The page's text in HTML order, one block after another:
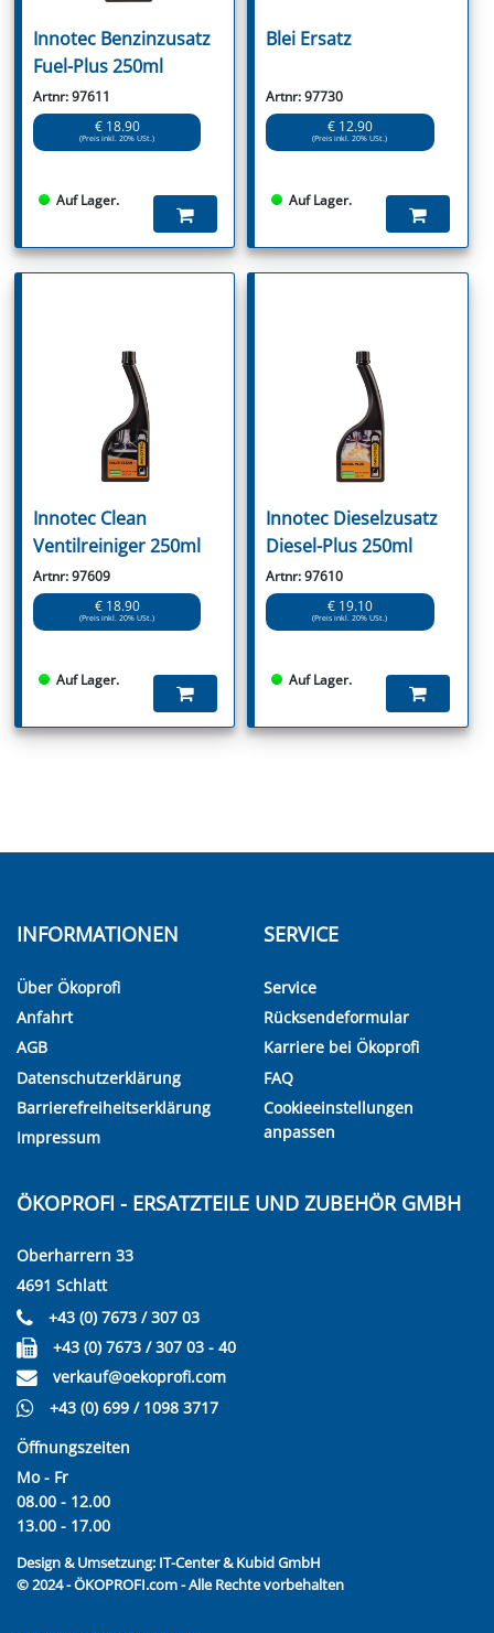
Innotec Benzinzusatz
Fuel-Plus 250ml
Artnr: 97611
€ 18.90
(Preis inkl. 20% USt.)
Auf Lager.
Blei Ersatz
Artnr: 97730
€ 12.90
(Preis inkl. 20% USt.)
Auf Lager.
Innotec Clean
Ventilreiniger 250ml
Artnr: 97609
€ 18.90
(Preis inkl. 20% USt.)
Auf Lager.
Innotec Dieselzusatz
Diesel-Plus 250ml
Artnr: 97610
€ 19.10
(Preis inkl. 20% USt.)
Auf Lager.
INFORMATIONEN
Über Ökoprofi
Anfahrt
AGB
Datenschutzerklärung
Barrierefreiheitserklärung
Impressum
SERVICE
Service
Rücksendeformular
Karriere bei Ökoprofi
FAQ
Cookieeinstellungen
anpassen
ÖKOPROFI - ERSATZTEILE UND ZUBEHÖR GMBH
Oberharrern 33
4691 Schlatt
+43 (0) 7673 / 307 03
+43 (0) 7673 / 307 03 - 40
verkauf@oekoprofi.com
+43 (0) 699 / 1098 3717
Öffnungszeiten
Mo - Fr
08.00 - 12.00
13.00 - 17.00
Design & Umsetzung: IT-Center & Kubid GmbH
© 2024 - ÖKOPROFI.com - Alle Rechte vorbehalten